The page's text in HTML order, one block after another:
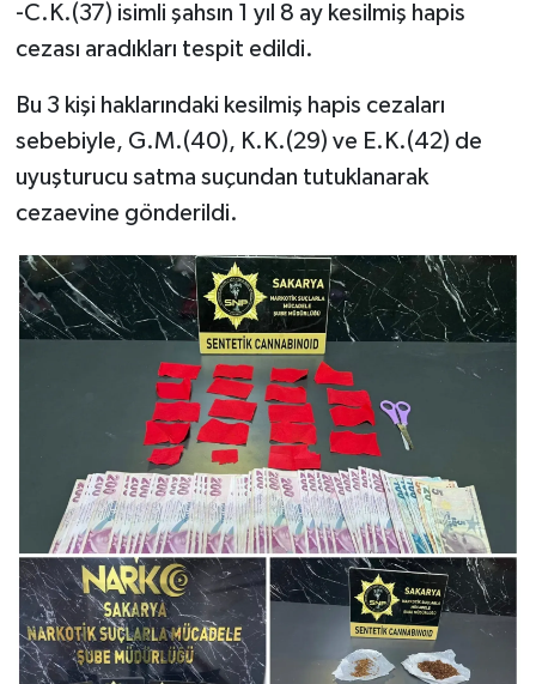
-C.K.(37) isimli şahsın 1 yıl 8 ay kesilmiş hapis
cezası aradıkları tespit edildi.
Bu 3 kişi haklarındaki kesilmiş hapis cezaları
sebebiyle, G.M.(40), K.K.(29) ve E.K.(42) de
uyuşturucu satma suçundan tutuklanarak
cezaevine gönderildi.